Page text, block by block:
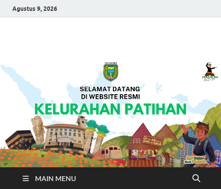
Agustus 9, 2026
MAIN MENU